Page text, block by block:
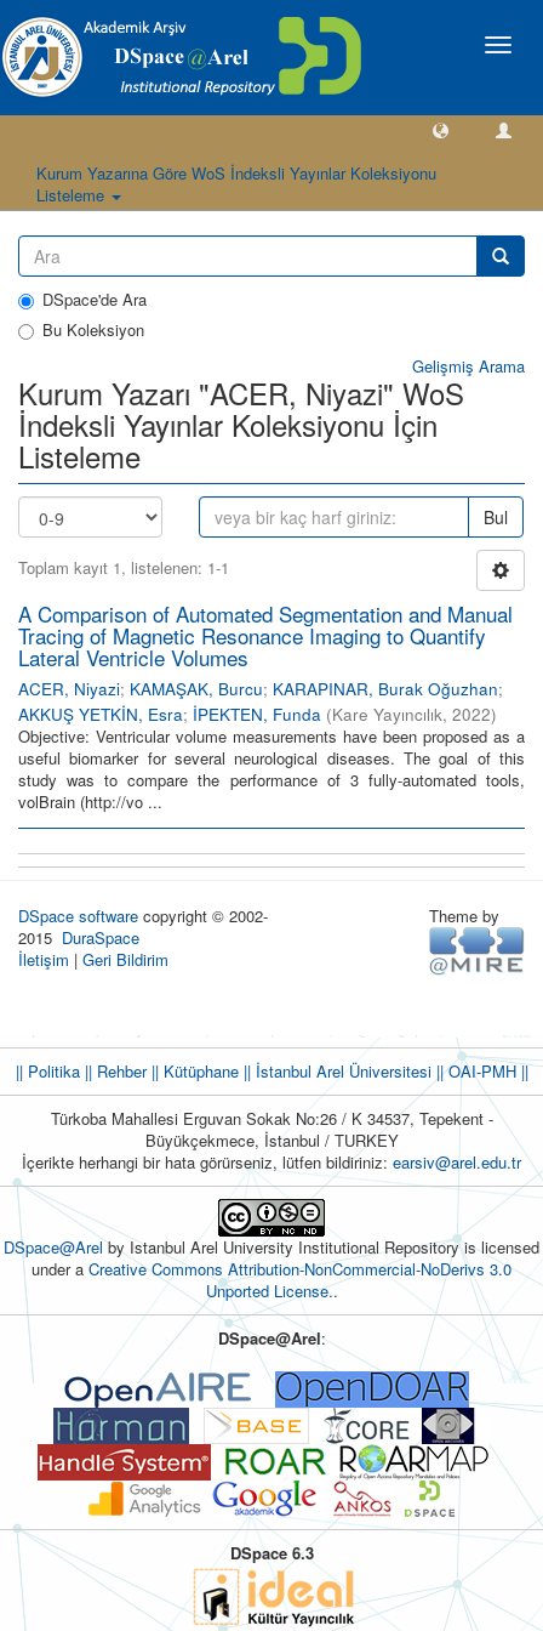
Geçiş
Kurum Yazarına Göre WoS İndeksli Yayınlar Koleksiyonu
Listeleme
DSpace'de Ara
Bu Koleksiyon
Gelişmiş Arama
Kurum Yazarı "ACER, Niyazi" WoS
İndeksli Yayınlar Koleksiyonu İçin
Listeleme
Bul
Toplam kayıt 1, listelenen: 1-1
A Comparison of Automated Segmentation and Manual
Tracing of Magnetic Resonance Imaging to Quantify
Lateral Ventricle Volumes
ACER, Niyazi; KAMAŞAK, Burcu; KARAPINAR, Burak Oğuzhan;
AKKUŞ YETKİN, Esra; İPEKTEN, Funda (Kare Yayıncılık, 2022)
Objective: Ventricular volume measurements have been proposed as a
useful biomarker for several neurological diseases. The goal of this
study was to compare the performance of 3 fully-automated tools,
volBrain (http://vo ...
DSpace software copyright © 2002-
2015 DuraSpace
İletişim | Geri Bildirim
Theme by
|| Politika|| Rehber|| Kütüphane|| İstanbul Arel Üniversitesi ||OAI-PMH ||
Türkoba Mahallesi Erguvan Sokak No:26 / K 34537, Tepekent -
Büyükçekmece, İstanbul / TURKEY
İçerikte herhangi bir hata görürseniz, lütfen bildiriniz: earsiv@arel.edu.tr
DSpace@Arelby Istanbul Arel University Institutional Repository is licensed
under a Creative Commons Attribution-NonCommercial-NoDerivs 3.0
Unported License..
DSpace@Arel:
DSpace 6.3